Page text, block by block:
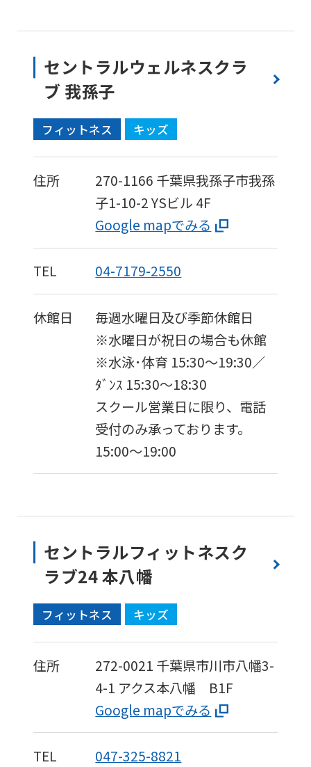
セントラルウェルネスクラ
ブ 我孫子
フィットネス キッズ
住所 270-1166 千葉県我孫子市我孫
子1-10-2YSビル 4F
Google mapでみる
TEL 04-7179-2550
休館日
毎週水曜日及び季節休館日
※水曜日が祝日の場合も休館
※水泳･体育 15:30〜19:30／
ﾀﾞﾝｽ 15:30～18:30
スクール営業日に限り、電話
受付のみ承っております。
15:00〜19:00
セントラルフィットネスク
ラブ24 本八幡
フィットネス キッズ
住所 272-0021 千葉県市川市八幡3-
4-1 アクス本八幡 B1F
Google mapでみる
TEL 047-325-8821